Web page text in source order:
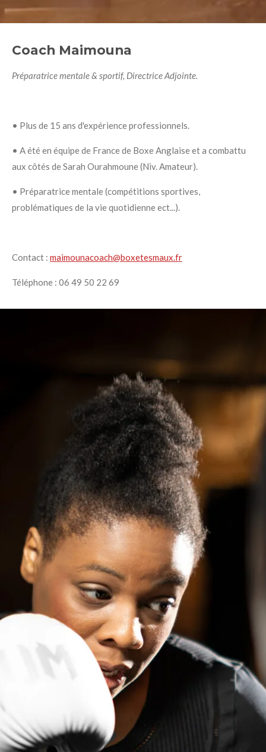
Coach Maimouna
Préparatrice mentale & sportif, Directrice Adjointe.
• Plus de 15 ans d'expérience professionnels.
• A été en équipe de France de Boxe Anglaise et a combattu
aux côtés de Sarah Ourahmoune (Niv. Amateur).
• Préparatrice mentale (compétitions sportives,
problématiques de la vie quotidienne ect...).
Contact : maimounacoach@boxetesmaux.fr
Téléphone : 06 49 50 22 69